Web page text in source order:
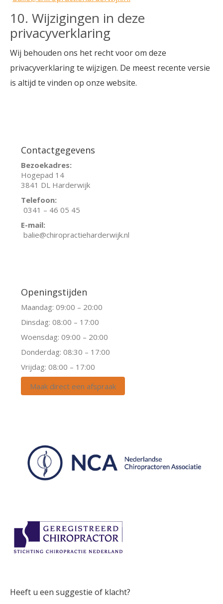
10. Wijzigingen in deze
privacyverklaring
Wij behouden ons het recht voor om deze
privacyverklaring te wijzigen. De meest recente versie
is altijd te vinden op onze website.
Contactgegevens
Bezoekadres:
Hogepad 14
3841 DL Harderwijk
Telefoon:
0341 – 46 05 45
E-mail:
balie@chiropractieharderwijk.nl
Openingstijden
Maandag: 09:00 – 20:00
Dinsdag: 08:00 – 17:00
Woensdag: 09:00 – 20:00
Donderdag: 08:30 – 17:00
Vrijdag: 08:00 – 17:00
Maak direct een afspraak
Heeft u een suggestie of klacht?